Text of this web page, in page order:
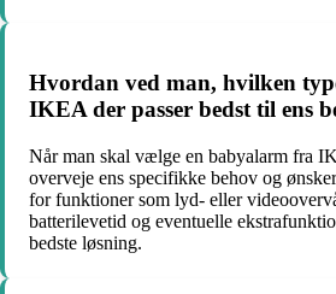
Hvordan ved man, hvilken
IKEA der passer bedst til ens
Når man skal vælge en babyalarm fra
overveje ens specifikke behov og
for funktioner som lyd- eller
batterilevetid og eventuelle
bedste løsning.